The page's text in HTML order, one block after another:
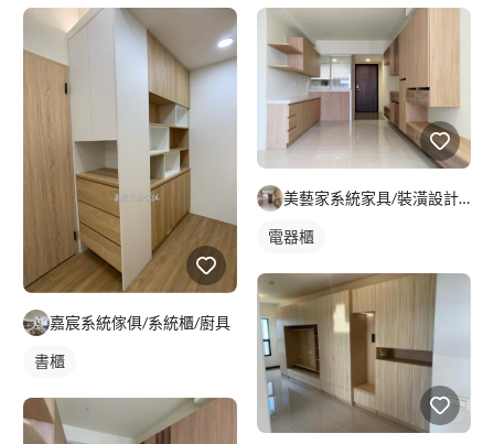
嘉宸系統傢俱/系統櫃/廚具
書櫃
美藝家系統家具/裝潢設計/統包服務
電器櫃